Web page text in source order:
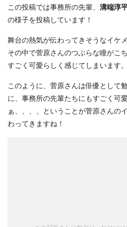
この投稿では事務所の先輩、 溝端淳
の様子を投稿しています！
舞台の熱気が伝わってきそうなイケ
その中で菅原さんのつぶらな瞳がこ
すごく可愛らしく感じてしまいます。
このように、菅原さんは俳優として
に、事務所の先輩たちにもすごく可
ぁ、、、、ということが菅原さんの
わってきますね！